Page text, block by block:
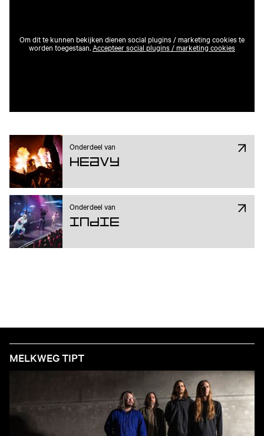
Om dit te kunnen bekijken dienen social plugins / marketing cookies te
worden toegestaan.Accepteer social plugins / marketing cookies
Onderdeel van
Heavy
Onderdeel van
Indie
MELKWEG TIPT